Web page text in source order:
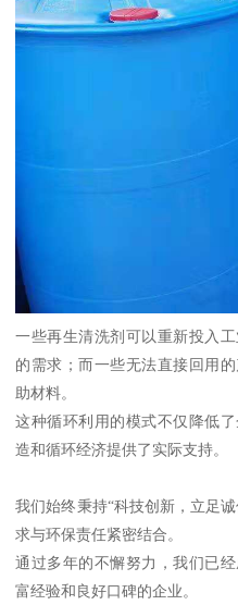
一些再生清洗剂可以重新投入
的需求；而一些无法直接回用
助材料。
这种循环利用的模式不仅降低
造和循环经济提供了实际支持。
我们始终秉持“科技创新，立足
求与环保责任紧密结合。
通过多年的不懈努力，我们已
富经验和良好口碑的企业。